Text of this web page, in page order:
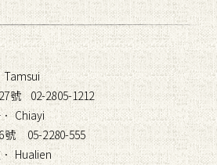
Tamsui
號 02-2805-1212
Chiayi
號 05-2280-555
Hualien